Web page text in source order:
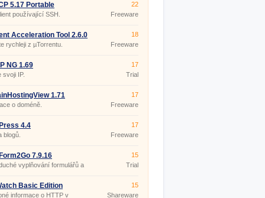
5.17 Portable
používající SSH.
22
Freeware
Acceleration Tool 2.6.0
rychleji z µTorrentu.
18
Freeware
NG 1.69
svoji IP.
17
Trial
1.71
o doméně.
17
Freeware
4.4
blogů.
17
Freeware
7.9.16
vyplňování formulářů a
hesel v jednom.
15
Trial
Basic Edition
informace o HTTP v
15
Shareware